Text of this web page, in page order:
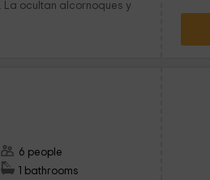
ocultan alcornoques y
6 people
1 bathrooms